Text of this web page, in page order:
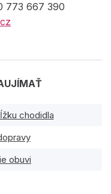
773 667 390
chodidla
obuvi